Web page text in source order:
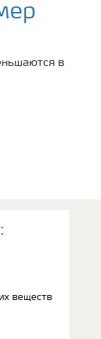
в
веществ